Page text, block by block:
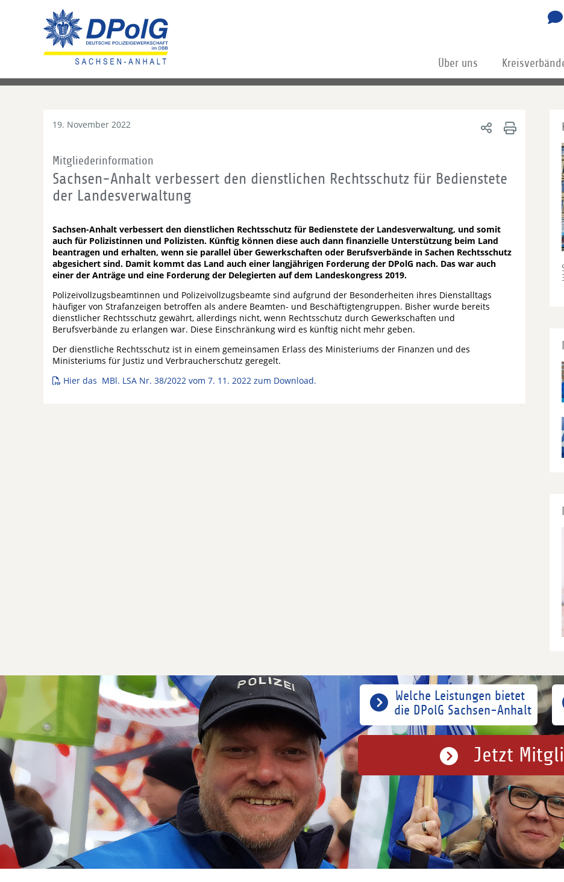
Über uns
19. November 2022
Mitgliederinformation
Sachsen-Anhalt verbessert den dienstlichen Rechtsschutz für Bedienstete
der Landesverwaltung
Sachsen-Anhalt verbessert den dienstlichen Rechtsschutz für Bedienstete der Landesverwaltung, und somit
auch für Polizistinnen und Polizisten. Künftig können diese auch dann finanzielle Unterstützung beim Land
beantragen und erhalten, wenn sie parallel über Gewerkschaften oder Berufsverbände in Sachen Rechtsschutz
abgesichert sind. Damit kommt das Land auch einer langjährigen Forderung der DPolG nach. Das war auch
einer der Anträge und eine Forderung der Delegierten auf dem Landeskongress 2019.
Polizeivollzugsbeamtinnen und Polizeivollzugsbeamte sind aufgrund der Besonderheiten ihres Dienstalltags
häufiger von Strafanzeigen betroffen als andere Beamten- und Beschäftigtengruppen. Bisher wurde bereits
dienstlicher Rechtsschutz gewährt, allerdings nicht, wenn Rechtsschutz durch Gewerkschaften und
Berufsverbände zu erlangen war. Diese Einschränkung wird es künftig nicht mehr geben.
Der dienstliche Rechtsschutz ist in einem gemeinsamen Erlass des Ministeriums der Finanzen und des
Ministeriums für Justiz und Verbraucherschutz geregelt.
Hier das MBl. LSA Nr. 38/2022 vom 7. 11. 2022 zum Download.
Welche Leistungen bietet
die DPolG Sachsen-Anhalt
Jetzt